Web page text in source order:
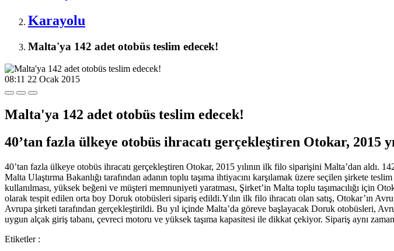
Karayolu
Malta'ya 142 adet otobüs teslim edecek!
08:11 22 Ocak 2015
Malta'ya 142 adet otobüs teslim edecek!
40’tan fazla ülkeye otobüs ihracatı gerçekleştiren Otokar, 2015
40’tan fazla ülkeye otobüs ihracatı gerçekleştiren Otokar, 2015 yılının ilk filo siparişini Malta’dan
Malta Ulaştırma Bakanlığı tarafından adanın toplu taşıma ihtiyacını karşılamak üzere seçilen şirkete
kullanılması, yüksek beğeni ve müşteri memnuniyeti yaratması, Şirket’in Malta toplu taşımacılığı için
olarak tespit edilen orta boy Doruk otobüsleri sipariş edildi.Yılın ilk filo ihracatı olan satış, Otokar’ın
Avrupa şirketi tarafından gerçekleştirildi. Bu yıl içinde Malta’da göreve başlayacak Doruk otobüsleri,
uygun alçak giriş tabanı, çevreci motoru ve yüksek taşıma kapasitesi ile dikkat çekiyor. Sipariş aynı
Etiketler :